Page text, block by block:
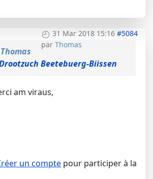
31 Mar 2018 15:16 #5084
par Thomas
Thomas
Beetebuerg-Biissen
am viraus,
un compte pour participer à la